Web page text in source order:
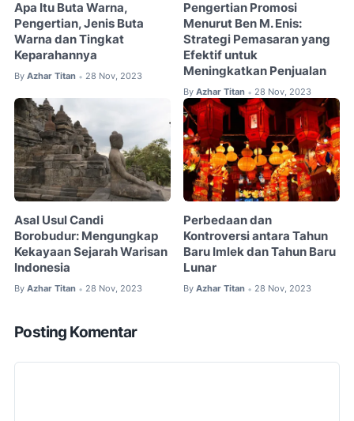
Apa Itu Buta Warna,
Pengertian, Jenis Buta
Warna dan Tingkat
Keparahannya
By Azhar Titan • 28 Nov, 2023
Pengertian Promosi
Menurut Ben M. Enis:
Strategi Pemasaran yang
Efektif untuk
Meningkatkan Penjualan
By Azhar Titan • 28 Nov, 2023
Asal Usul Candi
Borobudur: Mengungkap
Kekayaan Sejarah Warisan
Indonesia
By Azhar Titan • 28 Nov, 2023
Perbedaan dan
Kontroversi antara Tahun
Baru Imlek dan Tahun Baru
Lunar
By Azhar Titan • 28 Nov, 2023
Posting Komentar